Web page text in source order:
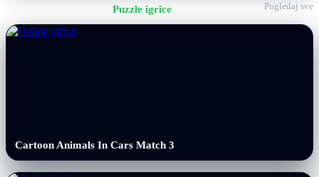
Puzzle igrice Pogledaj sve
Cartoon Animals In Cars Match 3